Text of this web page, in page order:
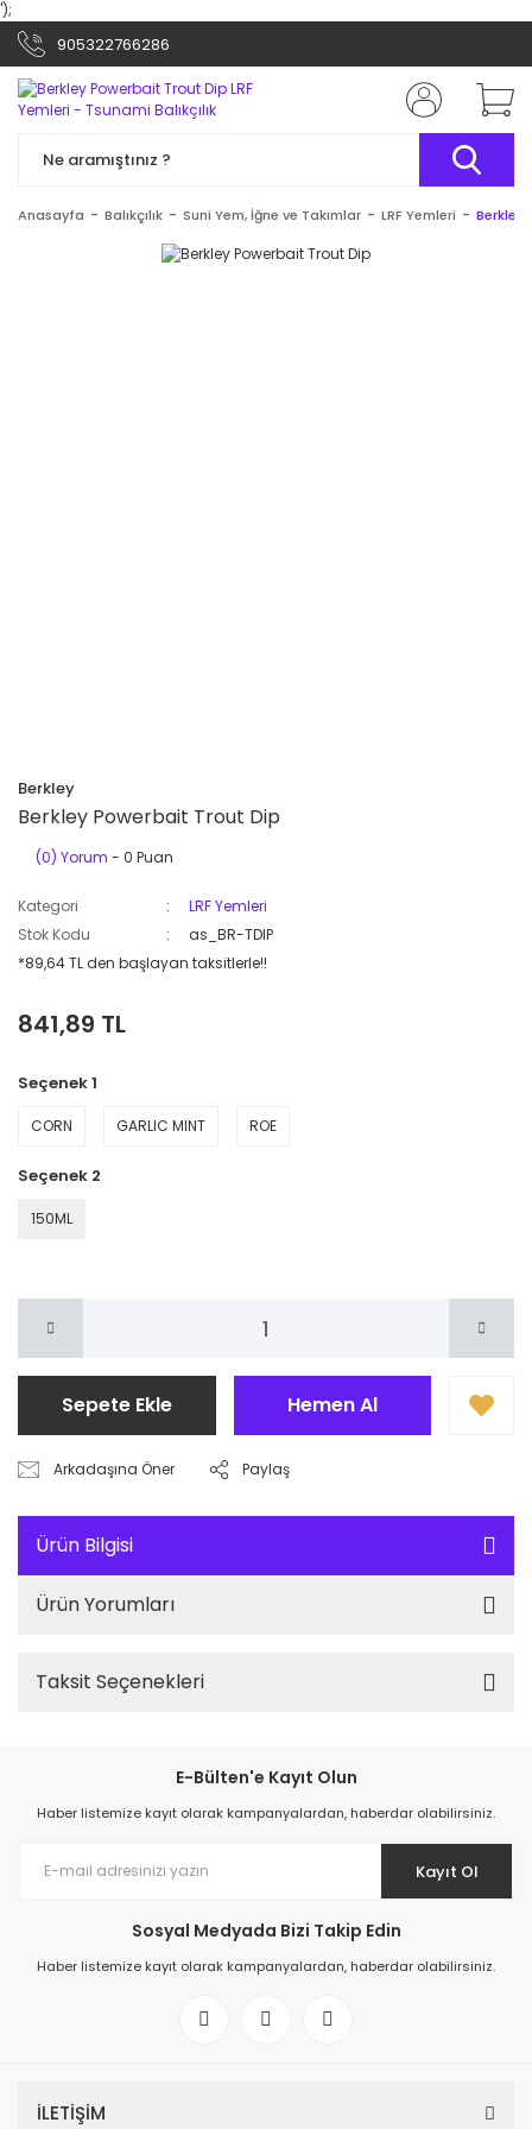
');
905322766286
Anasayfa Balıkçılık Suni Yem, İğne ve Takımlar LRF Yemleri Berkley
Berkley
Berkley Powerbait Trout Dip
(0) Yorum - 0 Puan
Kategori
LRF Yemleri
Stok Kodu
as_BR-TDIP
*89,64 TL den başlayan taksitlerle!!
841,89 TL
Seçenek 1
CORN GARLIC MINT ROE
Seçenek 2
150ML
Sepete Ekle Hemen Al
Arkadaşına Öner Paylaş
Ürün Bilgisi
Ürün Yorumları
Taksit Seçenekleri
E-Bülten'e Kayıt Olun
Haber listemize kayıt olarak kampanyalardan, haberdar olabilirsiniz.
Kayıt Ol
Sosyal Medyada Bizi Takip Edin
Haber listemize kayıt olarak kampanyalardan, haberdar olabilirsiniz.
İLETİŞİM